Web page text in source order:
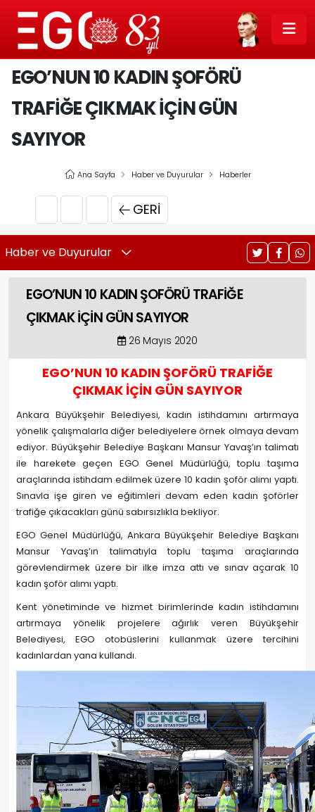
EGO’NUN 10 KADIN ŞOFÖRÜ
TRAFİĞE ÇIKMAK İÇİN GÜN
SAYIYOR
Ana Sayfa Haber ve Duyurular Haberler
GERI
Haber ve Duyurular
EGO’NUN 10 KADIN ŞOFÖRÜ TRAFİĞE
ÇIKMAK İÇİN GÜN SAYIYOR
26 Mayıs 2020
EGO’NUN 10 KADIN ŞOFÖRÜ TRAFİĞE
ÇIKMAK İÇİN GÜN SAYIYOR
Ankara Büyükşehir Belediyesi, kadın istihdamını artırmaya
yönelik çalışmalarla diğer belediyelere örnek olmaya devam
ediyor. Büyükşehir Belediye Başkanı Mansur Yavaş’ın talimatı
ile harekete geçen EGO Genel Müdürlüğü, toplu taşıma
araçlarında istihdam edilmek üzere 10 kadın şoför alımı yaptı.
Sınavla işe giren ve eğitimleri devam eden kadın şoförler
trafiğe çıkacakları günü sabırsızlıkla bekliyor.
EGO Genel Müdürlüğü, Ankara Büyükşehir Belediye Başkanı
Mansur Yavaş’ın talimatıyla toplu taşıma araçlarında
görevlendirmek üzere bir ilke imza attı ve sınav açarak 10
kadın şoför alımı yaptı.
Kent yönetiminde ve hizmet birimlerinde kadın istihdamını
artırmaya yönelik projelere ağırlık veren Büyükşehir
Belediyesi, EGO otobüslerini kullanmak üzere tercihini
kadınlardan yana kullandı.